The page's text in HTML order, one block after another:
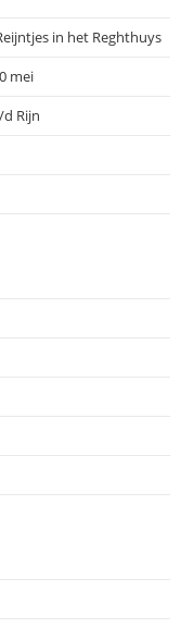
in het Reghthuys
mei
Rijn